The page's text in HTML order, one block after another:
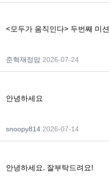
<모두가 움직인다> 두번째 미션
준혁재정맘 2026-07-24
안녕하세요
snoopy814 2026-07-14
안녕하세요. 잘부탁드려요!